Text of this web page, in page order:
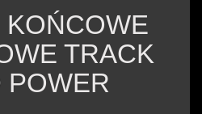
TRACK
POWER